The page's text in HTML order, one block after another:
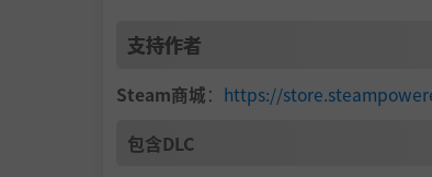
支持作者
Steam商城： https://
包含DLC